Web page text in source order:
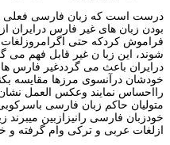
درست است که زبان فارسی فعلی
بودن زبان های غیر فارس درایران
فراموش کردکه حتی
شوند، این زبا ن غیر قابل فهم می
درایران باعث می گرددغیر فارس
خودشان درآنسوی مرزها مقایسه
رااحساس نمایند وعکس العمل نشان
متولیان حاکم زبان فارسی
خودزبان فارسی رانیزازبین
ازلغات عربی و ترکی وام گرفته و